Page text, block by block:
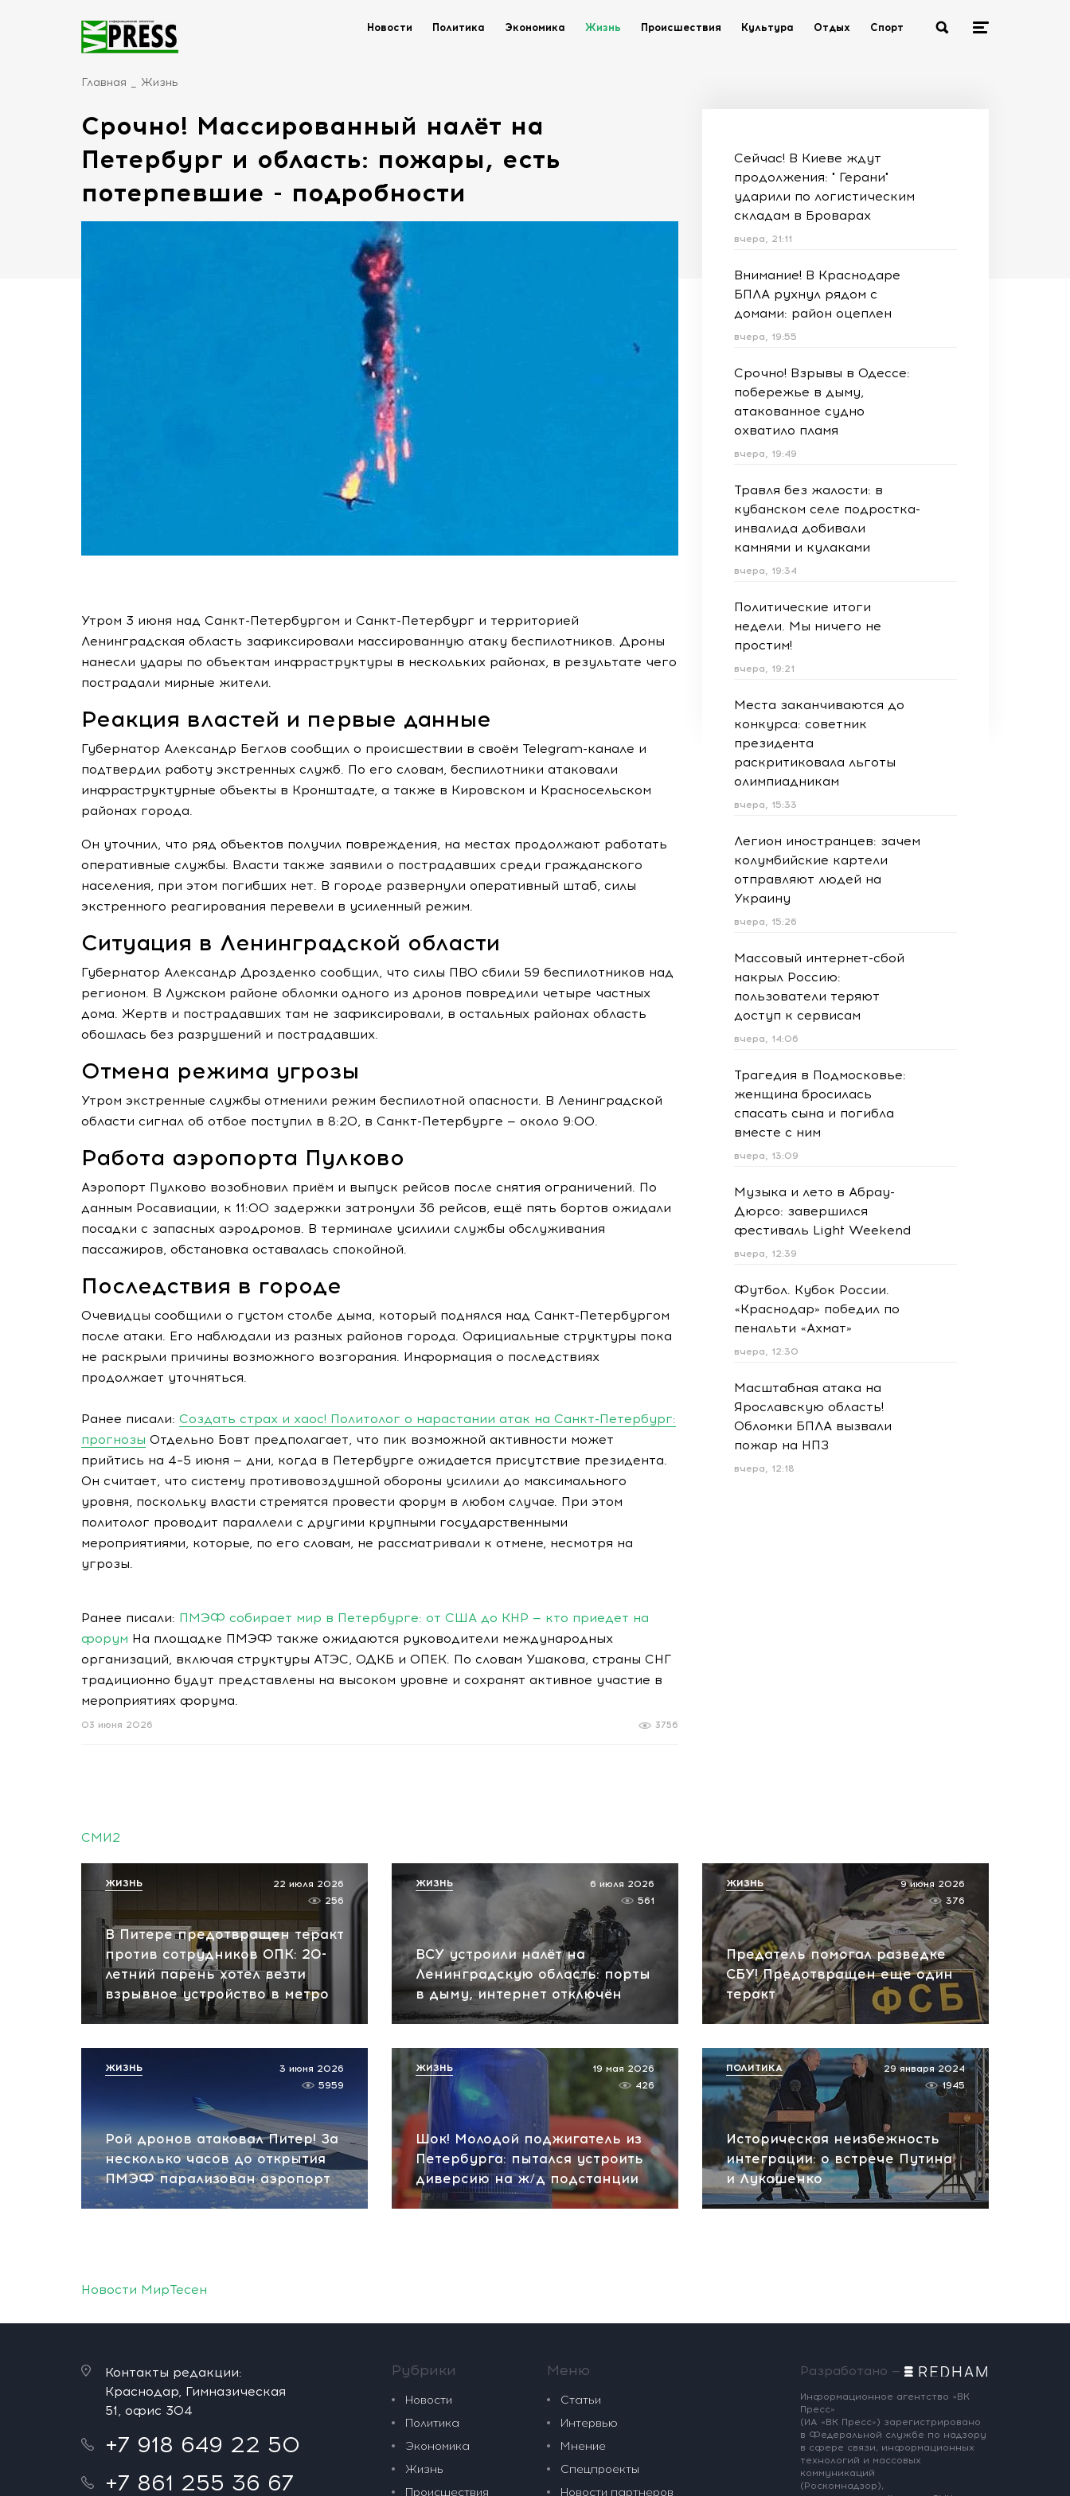
Новости Политика Экономика Жизнь Происшествия Культура Отдых Спорт
Главная Жизнь
Срочно! Массированный налёт на
Петербург и область: пожары, есть
потерпевшие - подробности
Утром 3 июня над Санкт-Петербургом и Санкт-Петербург и территорией
Ленинградская область зафиксировали массированную атаку беспилотников. Дроны
нанесли удары по объектам инфраструктуры в нескольких районах, в результате чего
пострадали мирные жители.
Реакция властей и первые данные
Губернатор Александр Беглов сообщил о происшествии в своём Telegram-канале и
подтвердил работу экстренных служб. По его словам, беспилотники атаковали
инфраструктурные объекты в Кронштадте, а также в Кировском и Красносельском
районах города.
Он уточнил, что ряд объектов получил повреждения, на местах продолжают работать
оперативные службы. Власти также заявили о пострадавших среди гражданского
населения, при этом погибших нет. В городе развернули оперативный штаб, силы
экстренного реагирования перевели в усиленный режим.
Ситуация в Ленинградской области
Губернатор Александр Дрозденко сообщил, что силы ПВО сбили 59 беспилотников над
регионом. В Лужском районе обломки одного из дронов повредили четыре частных
дома. Жертв и пострадавших там не зафиксировали, в остальных районах область
обошлась без разрушений и пострадавших.
Отмена режима угрозы
Утром экстренные службы отменили режим беспилотной опасности. В Ленинградской
области сигнал об отбое поступил в 8:20, в Санкт-Петербурге — около 9:00.
Работа аэропорта Пулково
Аэропорт Пулково возобновил приём и выпуск рейсов после снятия ограничений. По
данным Росавиации, к 11:00 задержки затронули 36 рейсов, ещё пять бортов ожидали
посадки с запасных аэродромов. В терминале усилили службы обслуживания
пассажиров, обстановка оставалась спокойной.
Последствия в городе
Очевидцы сообщили о густом столбе дыма, который поднялся над Санкт-Петербургом
после атаки. Его наблюдали из разных районов города. Официальные структуры пока
не раскрыли причины возможного возгорания. Информация о последствиях
продолжает уточняться.
Ранее писали: Создать страх и хаос! Политолог о нарастании атак на Санкт-Петербург:
прогнозы Отдельно Бовт предполагает, что пик возможной активности может
прийтись на 4–5 июня — дни, когда в Петербурге ожидается присутствие президента.
Он считает, что систему противовоздушной обороны усилили до максимального
уровня, поскольку власти стремятся провести форум в любом случае. При этом
политолог проводит параллели с другими крупными государственными
мероприятиями, которые, по его словам, не рассматривали к отмене, несмотря на
угрозы.
Ранее писали: ПМЭФ собирает мир в Петербурге: от США до КНР — кто приедет на
форум На площадке ПМЭФ также ожидаются руководители международных
организаций, включая структуры АТЭС, ОДКБ и ОПЕК. По словам Ушакова, страны СНГ
традиционно будут представлены на высоком уровне и сохранят активное участие в
мероприятиях форума.
3756
03 июня 2026
Сейчас! В Киеве ждут
продолжения: " Герани"
ударили по логистическим
складам в Броварах
вчера, 21:11
Внимание! В Краснодаре
БПЛА рухнул рядом с
домами: район оцеплен
вчера, 19:55
Срочно! Взрывы в Одессе:
побережье в дыму,
атакованное судно
охватило пламя
вчера, 19:49
Травля без жалости: в
кубанском селе подростка-
инвалида добивали
камнями и кулаками
вчера, 19:34
Политические итоги
недели. Мы ничего не
простим!
вчера, 19:21
Места заканчиваются до
конкурса: советник
президента
раскритиковала льготы
олимпиадникам
вчера, 15:33
Легион иностранцев: зачем
колумбийские картели
отправляют людей на
Украину
вчера, 15:26
Массовый интернет-сбой
накрыл Россию:
пользователи теряют
доступ к сервисам
вчера, 14:06
Трагедия в Подмосковье:
женщина бросилась
спасать сына и погибла
вместе с ним
вчера, 13:09
Музыка и лето в Абрау-
Дюрсо: завершился
фестиваль Light Weekend
вчера, 12:39
Футбол. Кубок России.
«Краснодар» победил по
пенальти «Ахмат»
вчера, 12:30
Масштабная атака на
Ярославскую область!
Обломки БПЛА вызвали
пожар на НПЗ
вчера, 12:18
СМИ2
В Питере предотвращен теракт
против сотрудников ОПК: 20-
летний парень хотел везти
взрывное устройство в метро
22 июля 2026
256
ЖИЗНЬ
ВСУ устроили налёт на
Ленинградскую область: порты
в дыму, интернет отключён
6 июля 2026
561
ЖИЗНЬ
Предатель помогал разведке
СБУ! Предотвращен еще один
теракт
9 июня 2026
376
ЖИЗНЬ
Рой дронов атаковал Питер! За
несколько часов до открытия
ПМЭФ парализован аэропорт
3 июня 2026
5959
ЖИЗНЬ
Шок! Молодой поджигатель из
Петербурга: пытался устроить
диверсию на ж/д подстанции
19 мая 2026
426
ЖИЗНЬ
Историческая неизбежность
интеграции: о встрече Путина
и Лукашенко
29 января 2024
1945
ПОЛИТИКА
Новости МирТесен
Контакты редакции:
Краснодар, Гимназическая
51, офис 304
+7 918 649 22 50
+7 861 255 36 67
Рубрики
Новости
Политика
Экономика
Жизнь
Происшествия
Меню
Статьи
Интервью
Мнение
Спецпроекты
Новости партнеров
Разработано —
Информационное агентство «ВК
Пресс»
(ИА «ВК Пресс») зарегистрировано
в Федеральной службе по надзору
в сфере связи, информационных
технологий и массовых
коммуникаций
(Роскомнадзор),